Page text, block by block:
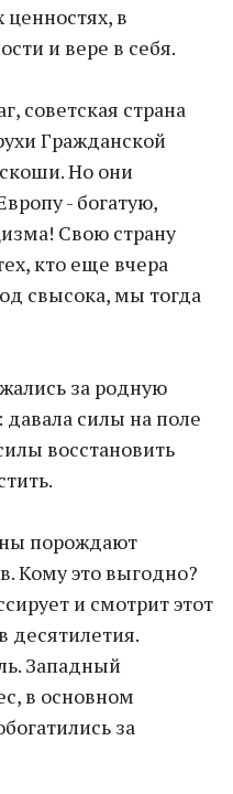
в
и вере в себя.
советская страна
Гражданской
Но они
- богатую,
Свою страну
кто еще вчера
свысока, мы тогда
за родную
силы на поле
восстановить
порождают
Кому это выгодно?
и смотрит этот
десятилетия.
Западный
в основном
за